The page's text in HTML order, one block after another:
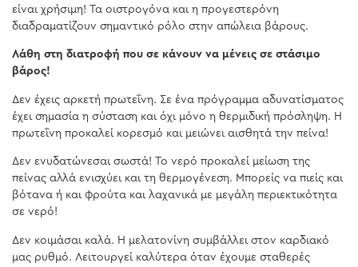
είναι χρήσιμη! Τα οιστρογόνα και η προγεστερόνη
διαδραματίζουν σημαντικό ρόλο στην απώλεια βάρους.
Λάθη στη διατροφή που σε κάνουν να μένεις σε στάσιμο
βάρος!
Δεν έχεις αρκετή πρωτεΐνη. Σε ένα πρόγραμμα αδυνατίσματος
έχει σημασία η σύσταση και όχι μόνο η θερμιδική πρόσληψη. Η
πρωτεΐνη προκαλεί κορεσμό και μειώνει αισθητά την πείνα!
Δεν ενυδατώνεσαι σωστά! Το νερό προκαλεί μείωση της
πείνας αλλά ενισχύει και τη θερμογένεση. Μπορείς να πιείς και
βότανα ή και φρούτα και λαχανικά με μεγάλη περιεκτικότητα
σε νερό!
Δεν κοιμάσαι καλά. Η μελατονίνη συμβάλλει στον καρδιακό
μας ρυθμό. Λειτουργεί καλύτερα όταν έχουμε σταθερές